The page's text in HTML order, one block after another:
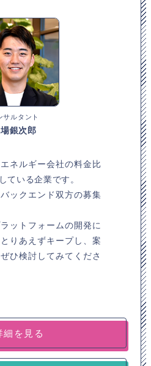
サルタント
銀次郎
ネルギー会社の料金比
ている企業です。
ックエンド双方の募集
ットフォームの開発に
りあえずキープし、案
ひ検討してみてくださ
細を見る